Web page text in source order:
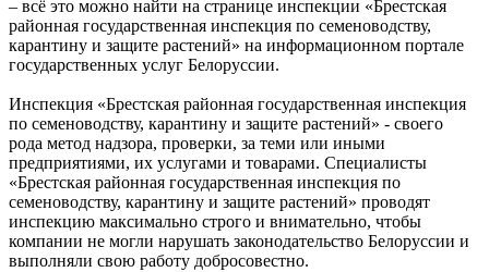
– всё это можно найти на странице инспекции «Брестская
районная государственная инспекция по семеноводству,
карантину и защите растений» на информационном портале
государственных услуг Белоруссии.
Инспекция «Брестская районная государственная инспекция
по семеноводству, карантину и защите растений» - своего
рода метод надзора, проверки, за теми или иными
предприятиями, их услугами и товарами. Специалисты
«Брестская районная государственная инспекция по
семеноводству, карантину и защите растений» проводят
инспекцию максимально строго и внимательно, чтобы
компании не могли нарушать законодательство Белоруссии и
выполняли свою работу добросовестно.